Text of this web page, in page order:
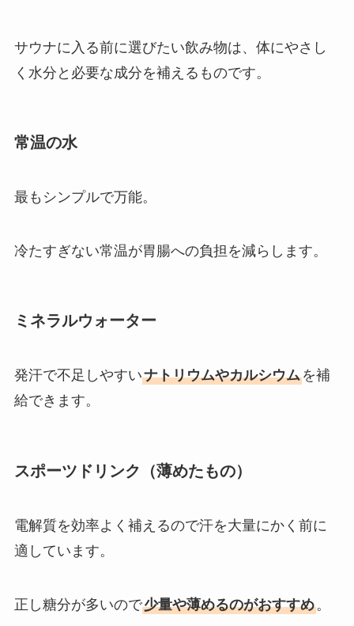
サウナに入る前に選びたい飲み物は、体にやさし
く水分と必要な成分を補えるものです。
常温の水
最もシンプルで万能。
冷たすぎない常温が胃腸への負担を減らします。
ミネラルウォーター
発汗で不足しやすいナトリウムやカルシウムを補
給できます。
スポーツドリンク（薄めたもの）
電解質を効率よく補えるので汗を大量にかく前に
適しています。
正し糖分が多いので少量や薄めるのがおすすめ。